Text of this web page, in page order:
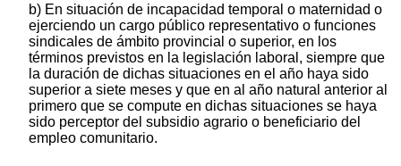
b) En situación de incapacidad temporal o maternidad o
ejerciendo un cargo público representativo o funciones
sindicales de ámbito provincial o superior, en los
términos previstos en la legislación laboral, siempre que
la duración de dichas situaciones en el año haya sido
superior a siete meses y que en al año natural anterior al
primero que se compute en dichas situaciones se haya
sido perceptor del subsidio agrario o beneficiario del
empleo comunitario.